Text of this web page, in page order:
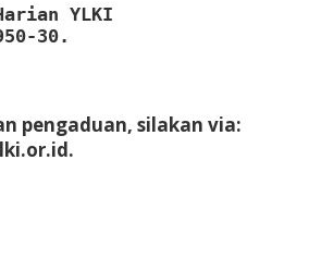
YLKI
30.
pengaduan, silakan via: